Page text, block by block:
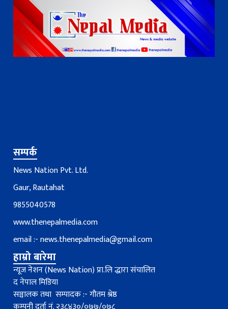
सम्पर्क
News Nation Pvt. Ltd.
Gaur, Rautahat
9855040578
www.thenepalmedia.com
email :-news.thenepalmedia@gmail.com
हाम्रो बारेमा
न्यूज नेशन (News Nation) प्रा.लि द्धारा संचालित
द नेपाल मिडिया
सञ्चालक तथा सम्पादक :- गौतम श्रेष्ठ